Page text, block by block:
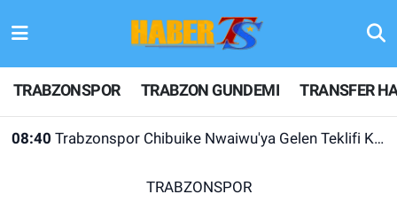
TRABZONSPOR TRABZON GUNDEMI TRANSFER
08:40 Trabzonspor Chibuike Nwaiwu'ya Gelen Teklifi Kabul Etmedi!
TRABZONSPOR
TRABZONSPOR
TRABZON GUNDEMI
Hava Durumu
Trafik Durumu